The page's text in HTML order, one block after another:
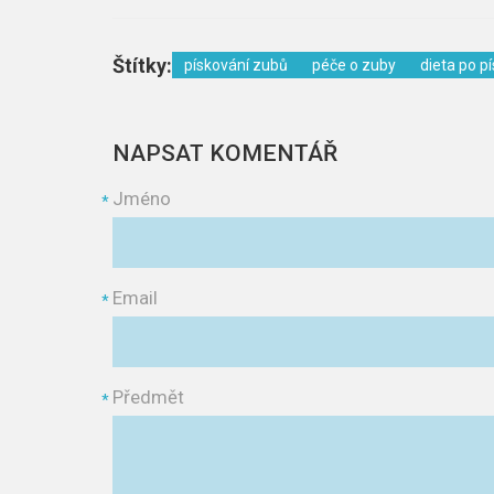
Štítky: pískování zubů péče o zuby dieta po
NAPSAT KOMENTÁŘ
Jméno
*
Email
*
Předmět
*